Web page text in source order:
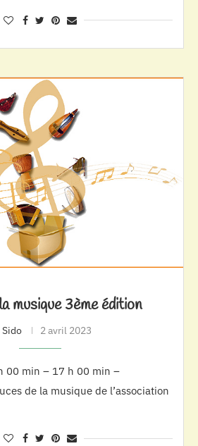
musique 3ème édition
Sido 2 avril 2023
00 min – 17 h 00 min –
de la musique de l’association